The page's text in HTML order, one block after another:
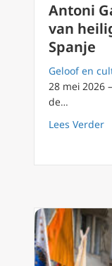
Antoni
van
Spanje
Geloof en
28 mei 2026
de…
Lees Verder